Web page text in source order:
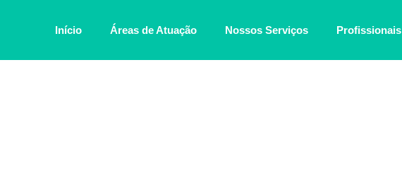
Início Áreas de Atuação Nossos Serviços Profissionais